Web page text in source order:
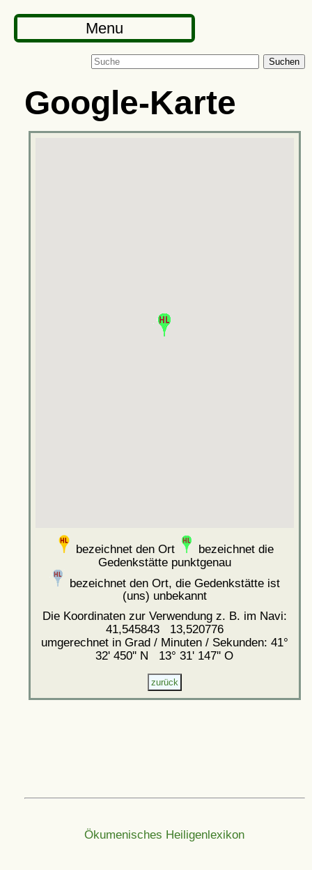
Menu
Suchen
Google-Karte
bezeichnet den Ort
bezeichnet die
Gedenkstätte punktgenau
bezeichnet den Ort, die Gedenkstätte ist
(uns) unbekannt
Die Koordinaten zur Verwendung z. B. im Navi:
41,545843 13,520776
umgerechnet in Grad / Minuten / Sekunden: 41°
32' 450'' N 13° 31' 147'' O
Ökumenisches Heiligenlexikon